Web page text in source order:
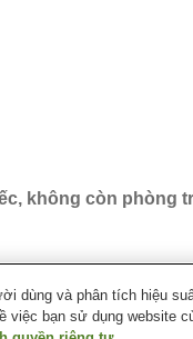
không còn phòng
Làng Minamimaki
dùng và phân tích hiệu
việc bạn sử dụng website